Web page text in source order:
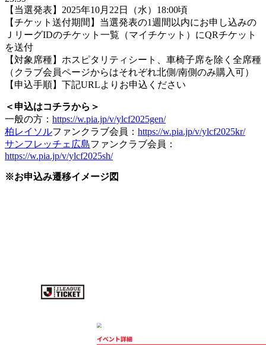
【当選発表】2025年10月22日（水）18:00頃
【チケット送付期間】当選発表の1週間以内にお申し込みの
ＪリーグIDのチケット一覧（マイチケット）にQRチケット
を送付
【対象席種】ホスピタリティシート、車椅子席を除く全席種
（クラブ会員ページからはそれぞれ北側/南側のみ購入可）
【申込手順】下記URLよりお申込ください
＜申込はコチラから＞
一般の方： https://w.pia.jp/v/ylcf2025gen/
柏レイソルファンクラブ会員： https://w.pia.jp/v/ylcf2025kr/
サンフレッチェ広島ファンクラブ会員：
https://w.pia.jp/v/ylcf2025sh/
※お申込み遷移イメージ図